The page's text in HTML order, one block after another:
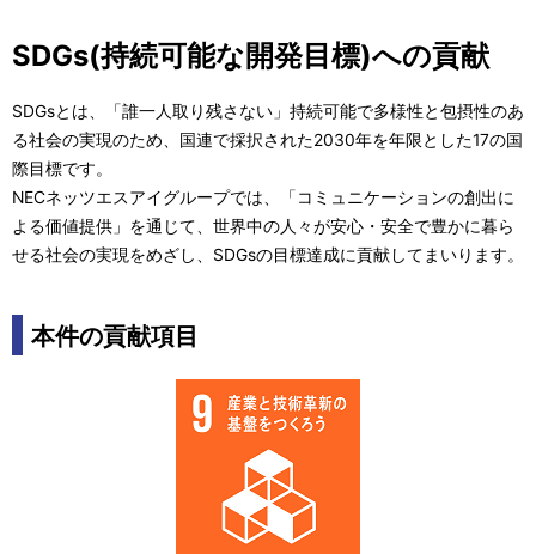
SDGs(持続可能な開発目標)への貢献
SDGsとは、「誰一人取り残さない」持続可能で多様性と包摂性のあ
る社会の実現のため、国連で採択された2030年を年限とした17の国
際目標です。
NECネッツエスアイグループでは、「コミュニケーションの創出に
よる価値提供」を通じて、世界中の人々が安心・安全で豊かに暮ら
せる社会の実現をめざし、SDGsの目標達成に貢献してまいります。
本件の貢献項目